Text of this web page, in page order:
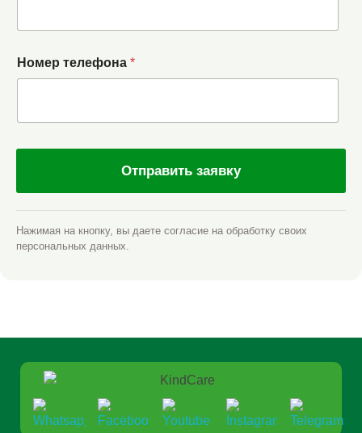
Номер телефона *
Отправить заявку
Нажимая на кнопку, вы даете согласие на обработку своих
персональных данных.